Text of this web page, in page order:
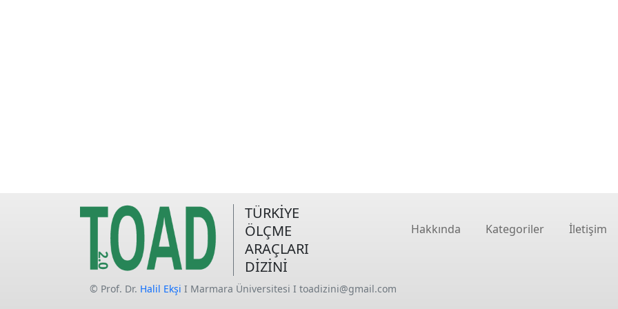
TÜRKİYE
ÖLÇME
ARAÇLARI
DİZİNİ
Hakkında Kategoriler İletişim
© Prof. Dr. Halil Ekşi I Marmara Üniversitesi I toadizini@gmail.com